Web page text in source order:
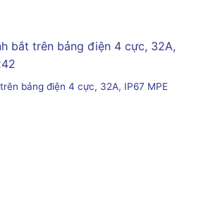
bảng điện 4 cực, 32A, IP67 MPE